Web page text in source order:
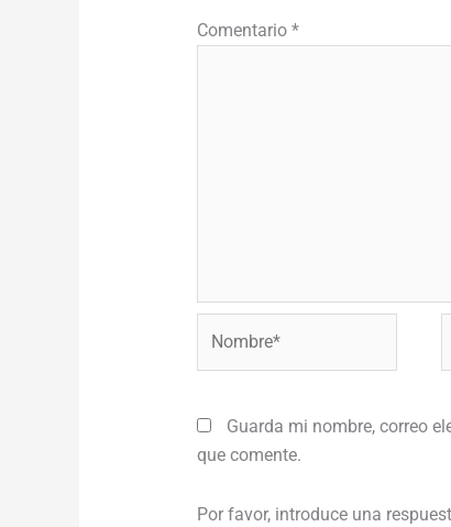
Comentario *
Guarda mi nombre, correo
que comente.
Por favor, introduce una